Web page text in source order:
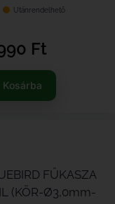
Utánrendelhető
Ft
Kosárba